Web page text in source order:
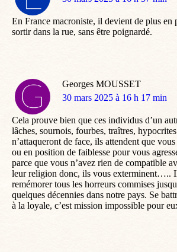
En France macroniste, il devient de plus en
sortir dans la rue, sans être poignardé.
Georges MOUSSET
dit
30 mars 2025 à 16 h 17 min
Cela prouve bien que ces individus d’un
lâches, sournois, fourbes, traîtres,
n’attaqueront de face, ils attendent que
ou en position de faiblesse pour vous
parce que vous n’avez rien de compatible
leur religion donc, ils vous exterminent…..
remémorer tous les horreurs commises
quelques décennies dans notre pays. Se
à la loyale, c’est mission impossible pour